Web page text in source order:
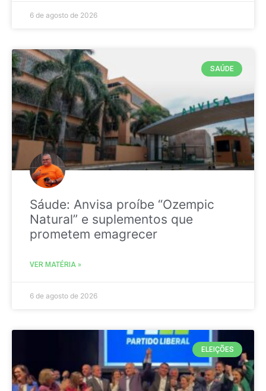
6 de agosto de 2026
SAÚDE
Sáude: Anvisa proíbe “Ozempic
Natural” e suplementos que
prometem emagrecer
VER MATÉRIA »
6 de agosto de 2026
ELEIÇÕES